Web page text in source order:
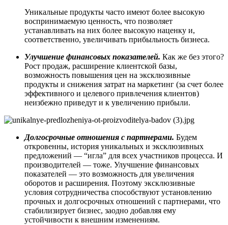
Уникальные продукты часто имеют более высокую
воспринимаемую ценность, что позволяет
устанавливать на них более высокую наценку и,
соответственно, увеличивать прибыльность бизнеса.
Улучшение финансовых показателей. Как же без этого?
Рост продаж, расширение клиентской базы,
возможность повышения цен на эксклюзивные
продукты и снижения затрат на маркетинг (за счет более
эффективного и целевого привлечения клиентов)
неизбежно приведут и к увеличению прибыли.
Долгосрочные отношения с партнерами. Будем
откровенны, история уникальных и эксклюзивных
предложений — “игла” для всех участников процесса. И
производителей — тоже. Улучшение финансовых
показателей — это возможность для увеличения
оборотов и расширения. Поэтому эксклюзивные
условия сотрудничества способствуют установлению
прочных и долгосрочных отношений с партнерами, что
стабилизирует бизнес, заодно добавляя ему
устойчивости к внешним изменениям.